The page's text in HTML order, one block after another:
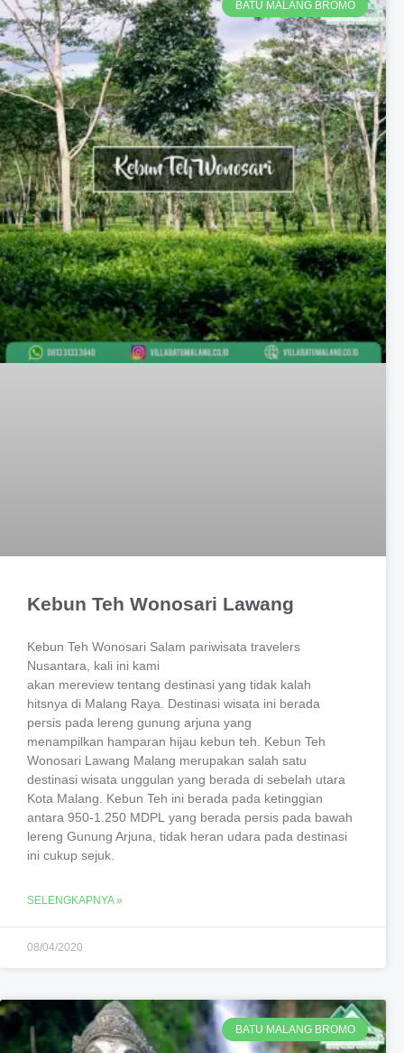
BATU MALANG BROMO
Kebun Teh Wonosari Lawang
Kebun Teh Wonosari Salam pariwisata travelers
Nusantara, kali ini kami
akan mereview tentang destinasi yang tidak kalah
hitsnya di Malang Raya. Destinasi wisata ini berada
persis pada lereng gunung arjuna yang
menampilkan hamparan hijau kebun teh. Kebun Teh
Wonosari Lawang Malang merupakan salah satu
destinasi wisata unggulan yang berada di sebelah utara
Kota Malang. Kebun Teh ini berada pada ketinggian
antara 950-1.250 MDPL yang berada persis pada bawah
lereng Gunung Arjuna, tidak heran udara pada destinasi
ini cukup sejuk.
SELENGKAPNYA »
08/04/2020
BATU MALANG BROMO